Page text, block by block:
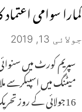
کمارا سوامی
جولائی 13, 2019
سپریم کورٹ میں
میٹنگ میں اسپیکرسے
16جولائی کے روز تحریک اعتماد مقرر